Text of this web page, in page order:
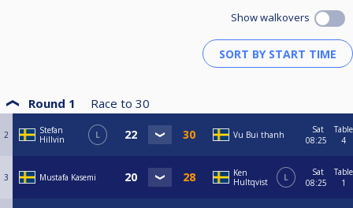
Show walkovers
Round 1 Race to 30
2
Stefan
Hillvin
L Vu Bui thanh
Sat
08:25
Table
4
3 Mustafa Kasemi
Ken
Hultqvist
L
Sat
08:25
Table
1